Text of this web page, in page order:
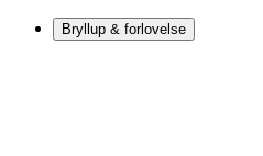
Bryllup & forlovelse